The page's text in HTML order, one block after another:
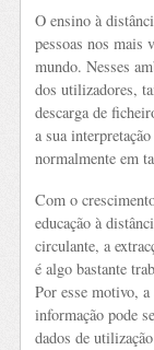
O ensino à
pessoas nos mais
mundo. Nesses
dos utilizadores,
descarga de
a sua
normalmente em
Com o
educação à
circulante, a
é algo bastante
Por esse motivo,
informação pode
dados de